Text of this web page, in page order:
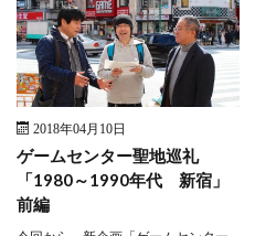
2018年04月10日
ゲームセンター聖地巡礼
「1980～1990年代 新宿」
前編